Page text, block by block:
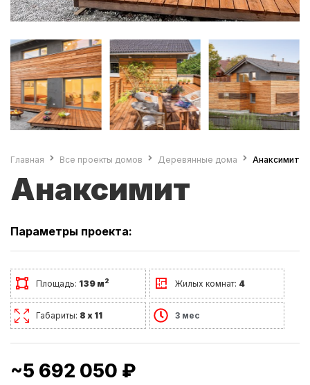
Главная Все проекты домов Деревянные дома Анаксимит
Анаксимит
Параметры проекта:
Площадь: 139 м2 Жилых комнат: 4
Габариты: 8 х 11 3 мес
~5 692 050 ₽